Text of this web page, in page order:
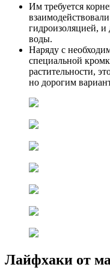
Им требуется
гидроизоляцией,
воды.
Наряду с
специальной
растительности,
но дорогим
Лайфхаки от